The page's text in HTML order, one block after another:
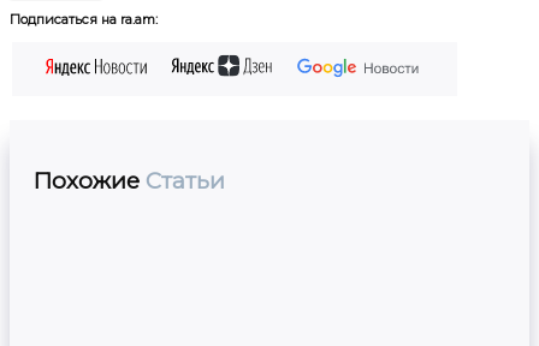
Подписаться на ra.am:
Похожие Статьи